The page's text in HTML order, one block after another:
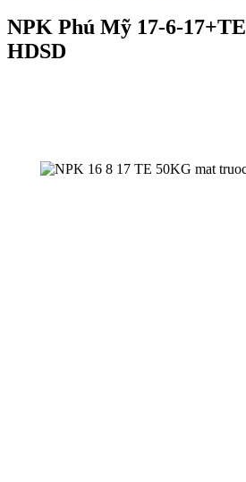
NPK Phú Mỹ 17-6-
HDSD